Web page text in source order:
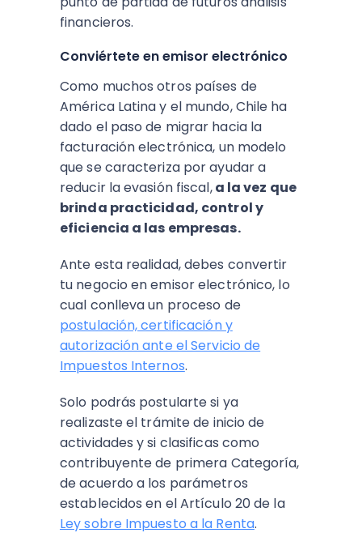
financieros.
Conviértete en emisor electrónico
Como muchos otros países de
América Latina y el mundo, Chile ha
dado el paso de migrar hacia la
facturación electrónica, un modelo
que se caracteriza por ayudar a
reducir la evasión fiscal,a la vez que
brinda practicidad, control y
eficiencia a las empresas.
Ante esta realidad, debes convertir
tu negocio en emisor electrónico, lo
cual conlleva un proceso de
postulación, certificación y
autorización ante el Servicio de
Impuestos Internos.
Solo podrás postularte si ya
realizaste el trámite de inicio de
actividades y si clasificas como
contribuyente de primera Categoría,
de acuerdo a los parámetros
establecidos en el Artículo 20 de la
Ley sobre Impuesto a la Renta.